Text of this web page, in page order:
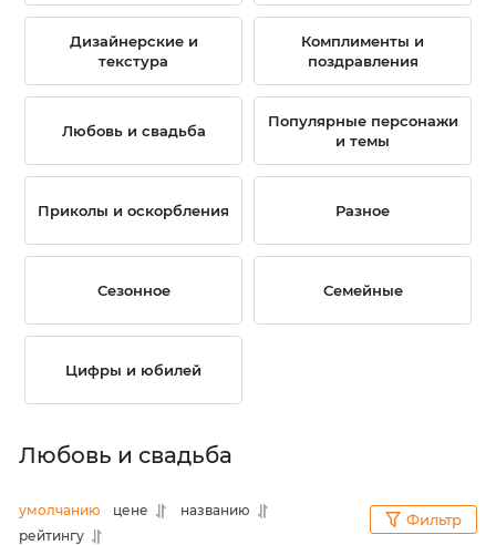
Дизайнерские и
текстура
Комплименты и
поздравления
Любовь и свадьба
Популярные персонажи
и темы
Приколы и оскорбления Разное
Сезонное Семейные
Цифры и юбилей
Любовь и свадьба
умолчанию цене
названию
рейтингу
Фильтр